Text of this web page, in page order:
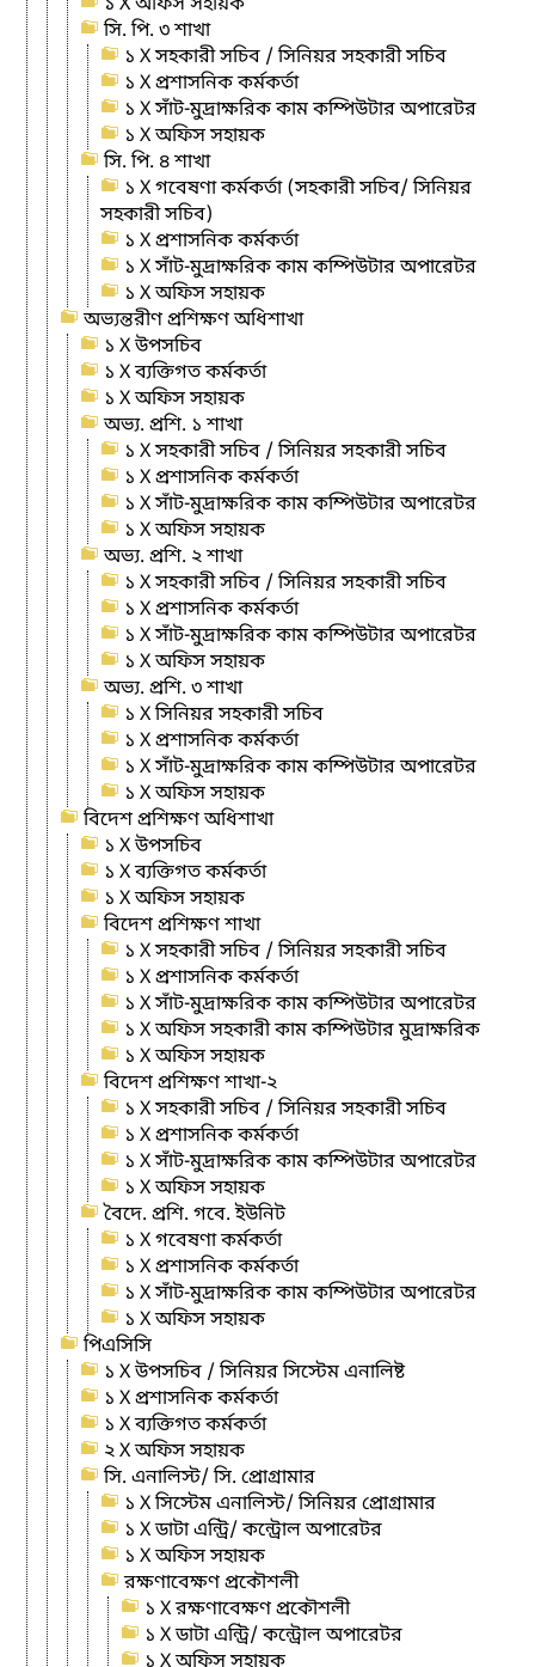
সি. পি. ৩ শাখা
১ X সহকারী সচিব / সিনিয়র সহকারী সচিব
১ X প্রশাসনিক কর্মকর্তা
১ X সাঁট-মুদ্রাক্ষরিক কাম কম্পিউটার অপারেটর
১ X অফিস সহায়ক
সি. পি. ৪ শাখা
১ X গবেষণা কর্মকর্তা (সহকারী সচিব/ সিনিয়র
সহকারী সচিব)
১ X প্রশাসনিক কর্মকর্তা
১ X সাঁট-মুদ্রাক্ষরিক কাম কম্পিউটার অপারেটর
১ X অফিস সহায়ক
অভ্যন্তরীণ প্রশিক্ষণ অধিশাখা
১ X উপসচিব
১ X ব্যক্তিগত কর্মকর্তা
১ X অফিস সহায়ক
অভ্য. প্রশি. ১ শাখা
১ X সহকারী সচিব / সিনিয়র সহকারী সচিব
১ X প্রশাসনিক কর্মকর্তা
১ X সাঁট-মুদ্রাক্ষরিক কাম কম্পিউটার অপারেটর
১ X অফিস সহায়ক
অভ্য. প্রশি. ২ শাখা
১ X সহকারী সচিব / সিনিয়র সহকারী সচিব
১ X প্রশাসনিক কর্মকর্তা
১ X সাঁট-মুদ্রাক্ষরিক কাম কম্পিউটার অপারেটর
১ X অফিস সহায়ক
অভ্য. প্রশি. ৩ শাখা
১ X সিনিয়র সহকারী সচিব
১ X প্রশাসনিক কর্মকর্তা
১ X সাঁট-মুদ্রাক্ষরিক কাম কম্পিউটার অপারেটর
১ X অফিস সহায়ক
বিদেশ প্রশিক্ষণ অধিশাখা
১ X উপসচিব
১ X ব্যক্তিগত কর্মকর্তা
১ X অফিস সহায়ক
বিদেশ প্রশিক্ষণ শাখা
১ X সহকারী সচিব / সিনিয়র সহকারী সচিব
১ X প্রশাসনিক কর্মকর্তা
১ X সাঁট-মুদ্রাক্ষরিক কাম কম্পিউটার অপারেটর
১ X অফিস সহকারী কাম কম্পিউটার মুদ্রাক্ষরিক
১ X অফিস সহায়ক
বিদেশ প্রশিক্ষণ শাখা-২
১ X সহকারী সচিব / সিনিয়র সহকারী সচিব
১ X প্রশাসনিক কর্মকর্তা
১ X সাঁট-মুদ্রাক্ষরিক কাম কম্পিউটার অপারেটর
১ X অফিস সহায়ক
বৈদে. প্রশি. গবে. ইউনিট
১ X গবেষণা কর্মকর্তা
১ X প্রশাসনিক কর্মকর্তা
১ X সাঁট-মুদ্রাক্ষরিক কাম কম্পিউটার অপারেটর
১ X অফিস সহায়ক
পিএসিসি
১ X উপসচিব / সিনিয়র সিস্টেম এনালিষ্ট
১ X প্রশাসনিক কর্মকর্তা
১ X ব্যক্তিগত কর্মকর্তা
২ X অফিস সহায়ক
সি. এনালিস্ট/ সি. প্রোগ্রামার
১ X সিস্টেম এনালিস্ট/ সিনিয়র প্রোগ্রামার
১ X ডাটা এন্ট্রি/ কন্ট্রোল অপারেটর
১ X অফিস সহায়ক
রক্ষণাবেক্ষণ প্রকৌশলী
১ X রক্ষণাবেক্ষণ প্রকৌশলী
১ X ডাটা এন্ট্রি/ কন্ট্রোল অপারেটর
১ X অফিস সহায়ক